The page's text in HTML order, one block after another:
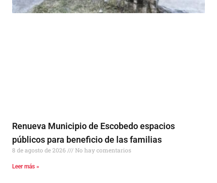
Renueva Municipio de Escobedo espacios
públicos para beneficio de las familias
8 de agosto de 2026 No hay comentarios
Leer más »